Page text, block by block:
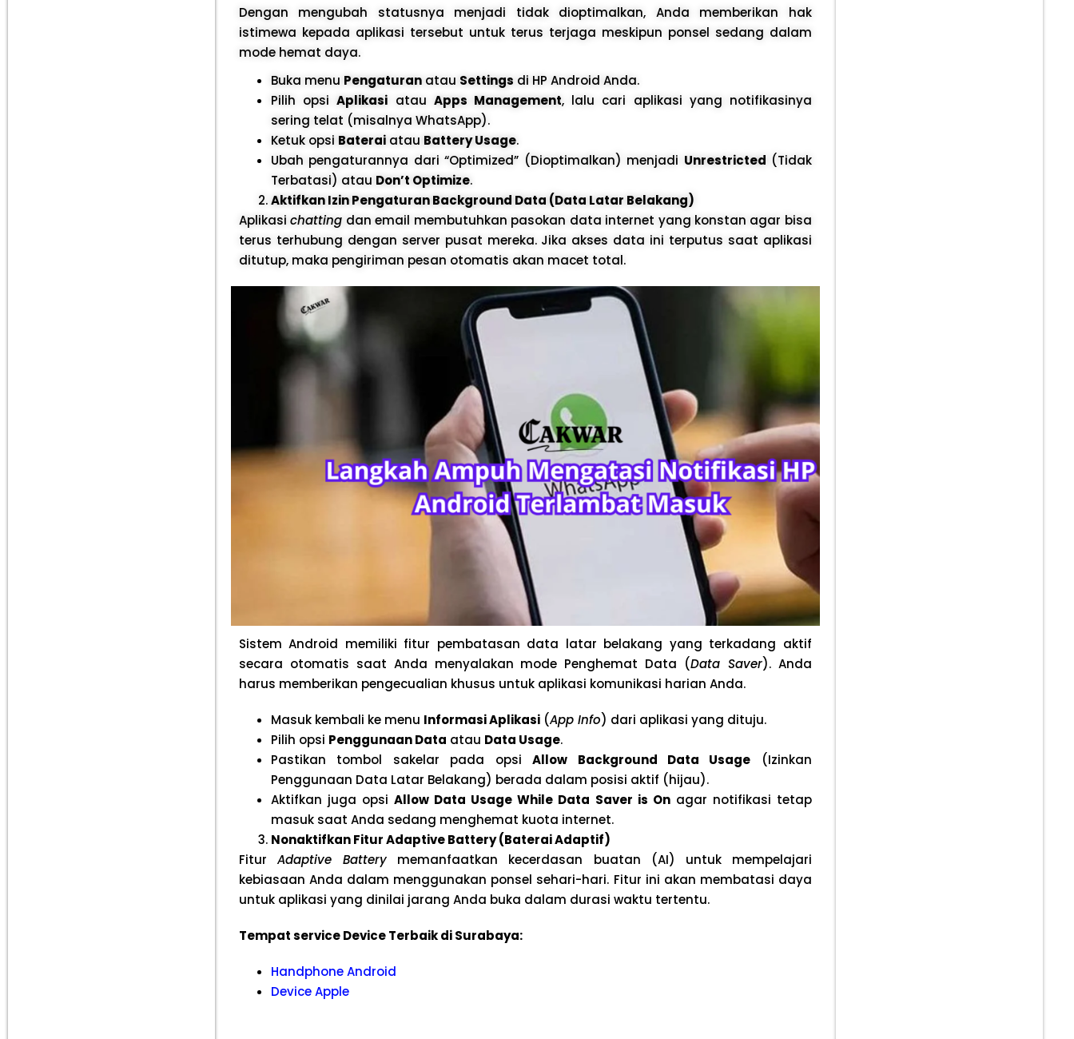
Dengan mengubah statusnya menjadi tidak dioptimalkan, Anda memberikan hak
istimewa kepada aplikasi tersebut untuk terus terjaga meskipun ponsel sedang dalam
mode hemat daya.
Buka menu Pengaturanatau Settings di HP Android Anda.
Pilih opsiAplikasi atau Apps Management, lalu cari aplikasi yang notifikasinya
sering telat (misalnya WhatsApp).
Ketuk opsi Bateraiatau Battery Usage.
Ubah pengaturannya dari “Optimized” (Dioptimalkan) menjadi Unrestricted (Tidak
Terbatasi) atau Don’t Optimize.
Aktifkan Izin Pengaturan Background Data (Data Latar Belakang)
Aplikasichatting dan email membutuhkan pasokan data internet yang konstan agar bisa
terus terhubung dengan server pusat mereka. Jika akses data ini terputus saat aplikasi
ditutup, maka pengiriman pesan otomatis akan macet total.
Sistem Android memiliki fitur pembatasan data latar belakang yang terkadang aktif
secara otomatis saat Anda menyalakan mode Penghemat Data (Data Saver). Anda
harus memberikan pengecualian khusus untuk aplikasi komunikasi harian Anda.
Masuk kembali ke menu Informasi Aplikasi(App Info) dari aplikasi yang dituju.
Pilih opsi Penggunaan Data atau Data Usage.
Pastikan tombol sakelar pada opsiAllow Background Data Usage (Izinkan
Penggunaan Data Latar Belakang) berada dalam posisi aktif (hijau).
Aktifkan juga opsiAllow Data Usage While Data Saver is Onagar notifikasi tetap
masuk saat Anda sedang menghemat kuota internet.
Nonaktifkan Fitur Adaptive Battery (Baterai Adaptif)
FiturAdaptive Battery memanfaatkan kecerdasan buatan (AI) untuk mempelajari
kebiasaan Anda dalam menggunakan ponsel sehari-hari. Fitur ini akan membatasi daya
untuk aplikasi yang dinilai jarang Anda buka dalam durasi waktu tertentu.
Tempat service Device Terbaik di Surabaya:
Handphone Android
Device Apple